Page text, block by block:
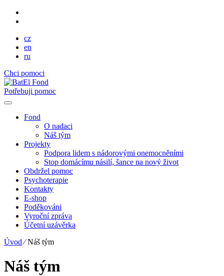
cz
en
ru
Chci pomoci
Potřebuji pomoc
Fond
O nadaci
Náš tým
Projekty
Podpora lidem s nádorovými onemocněními
Stop domácímu násilí, šance na nový život
Obdržel pomoc
Psychoterapie
Kontakty
E-shop
Poděkováni
Vyroční zpráva
Účetní uzávěrka
Úvod ⁄ Náš tým
Náš tým